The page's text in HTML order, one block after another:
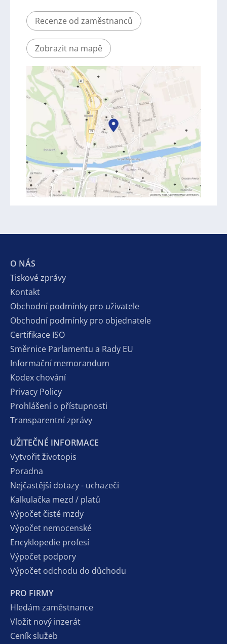
Recenze od zaměstnanců
Zobrazit na mapě
O NÁS
Tiskové zprávy
Kontakt
Obchodní podmínky pro uživatele
Obchodní podmínky pro objednatele
Certifikace ISO
Směrnice Parlamentu a Rady EU
Informační memorandum
Kodex chování
Privacy Policy
Prohlášení o přístupnosti
Transparentní zprávy
UŽITEČNÉ INFORMACE
Vytvořit životopis
Poradna
Nejčastější dotazy - uchazeči
Kalkulačka mezd / platů
Výpočet čisté mzdy
Výpočet nemocenské
Encyklopedie profesí
Výpočet podpory
Výpočet odchodu do důchodu
PRO FIRMY
Hledám zaměstnance
Vložit nový inzerát
Ceník služeb